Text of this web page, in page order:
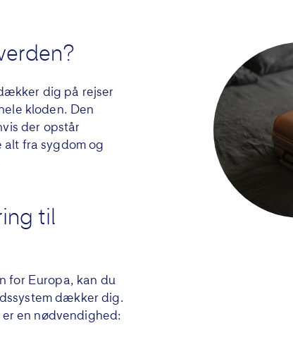
dig på rejser
kloden. Den
der opstår
fra sygdom og
til
for Europa, kan du
dækker dig.
en nødvendighed: